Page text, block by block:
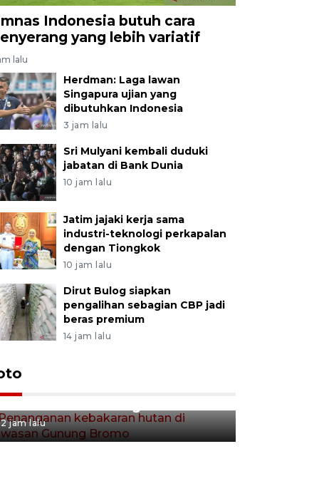
Indonesia butuh cara
yang lebih variatif
lalu
Herdman: Laga lawan
Singapura ujian yang
dibutuhkan Indonesia
3 jam lalu
Sri Mulyani kembali duduki
jabatan di Bank Dunia
10 jam lalu
Jatim jajaki kerja sama
industri-teknologi perkapalan
dengan Tiongkok
10 jam lalu
Dirut Bulog siapkan
pengalihan sebagian CBP jadi
beras premium
14 jam lalu
Penanganan kebakaran hutan
2 jam lalu